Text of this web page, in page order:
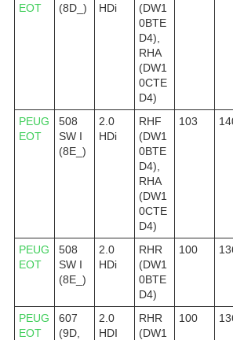
EOT
(8D_)
HDi
(DW1
0BTE
D4),
RHA
(DW1
0CTE
D4)
PEUG
EOT
508
SW I
(8E_)
2.0
HDi
RHF
(DW1
0BTE
D4),
RHA
(DW1
0CTE
D4)
103
PEUG
EOT
508
SW I
(8E_)
2.0
HDi
RHR
(DW1
0BTE
D4)
100
PEUG
EOT
607
(9D,
2.0
HDI
RHR
(DW1
100